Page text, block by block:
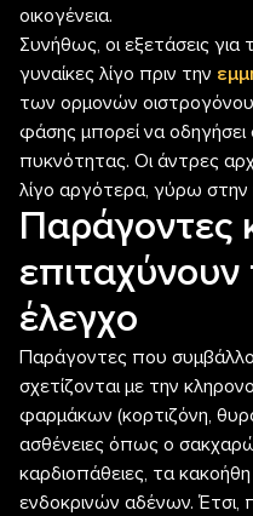
οικογένεια.
Συνήθως, οι εξετάσεις
γυναίκες λίγο πριν την
των ορμονών
φάσης μπορεί να οδηγήσει
πυκνότητας. Οι άντρες
λίγο αργότερα, γύρω στην
Παράγοντες
έλεγχο
Παράγοντες που
σχετίζονται με την
φαρμάκων (κορτιζόνη,
ασθένειες όπως ο
καρδιοπάθειες, τα
ενδοκρινών αδένων. Έτσι,